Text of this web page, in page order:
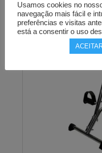
Usamos cookies no
navegação mais fácil e
preferências e visitas
está a consentir o uso